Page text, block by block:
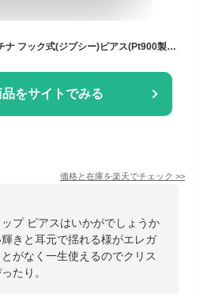
Ptティアドロップ大 プラチナ フック式(ジプシー)ピアス(Pt900製(12195*10)
品をサイトでみる
価格と在庫を楽天でチェック >>
プ ピアスはいかがでしょうか
きと耳元で揺れる様がエレガ
がなく一生使えるのでクリス
たり。